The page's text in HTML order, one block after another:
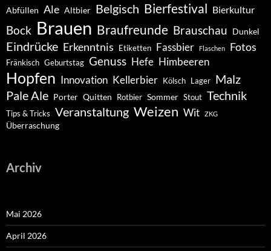
Abfüllen Ale Altbier Belgisch Bierfestival Bierkultur
Bock Brauen Braufreunde Brauschau Dunkel
Eindrücke Erkenntnis Etiketten Fassbier Flaschen Fotos
Fränkisch Geburtstag Genuss Hefe Himbeeren
Hopfen Innovation Kellerbier Kölsch Lager Malz
Pale Ale Porter Quitten Rotbier Sommer Stout Technik
Tips & Tricks Veranstaltung Weizen Wit ZKG
Überraschung
Archiv
Mai 2026
April 2026